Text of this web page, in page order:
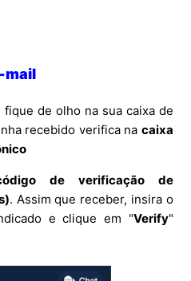
mail
fique de olho na sua caixa de
recebido verifica na caixa
de verificação de
. Assim que receber, insira o
e clique em "Verify"